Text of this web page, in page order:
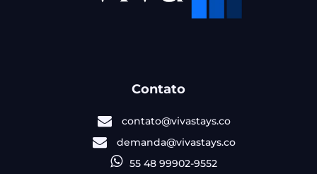
Contato
contato@vivastays.co
demanda@vivastays.co
55 48 99902-9552